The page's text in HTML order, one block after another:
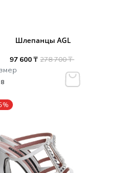
Шлепанцы AGL
97 600 ₸ 278 700 ₸